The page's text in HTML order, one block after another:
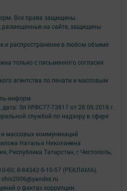
Все права защищены.
на сайте, защищены
и распространение в любом объеме
только с письменного согласия
агентства по печати и массовым
информ
Эл №ФС77-73817 от 28.09.2018 г.
службой по надзору в сфере
массовых коммуникаций
Наталья Николаевна
Республика Татарстан, г.Чистополь,
60; 8-84342-5-10-57 (РЕКЛАМА).
о фактах коррупции: